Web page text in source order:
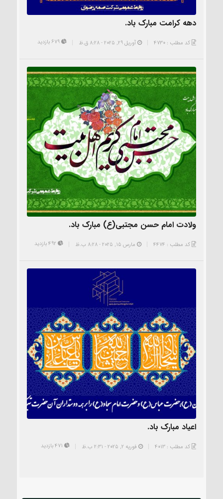
دهه کرامت مبارک باد.
کد مطلب : 4730 آوریل 29, 2025 - 8:28 ق.ظ
ولادت امام حسن مجتبی(ع) مبارک باد.
کد مطلب : 4474 مارس 15, 2025 - 8:28 ب.ظ
اعیاد مبارک باد.
کد مطلب : 4013 فوریه 2, 2025 - 2:31 ب.ظ